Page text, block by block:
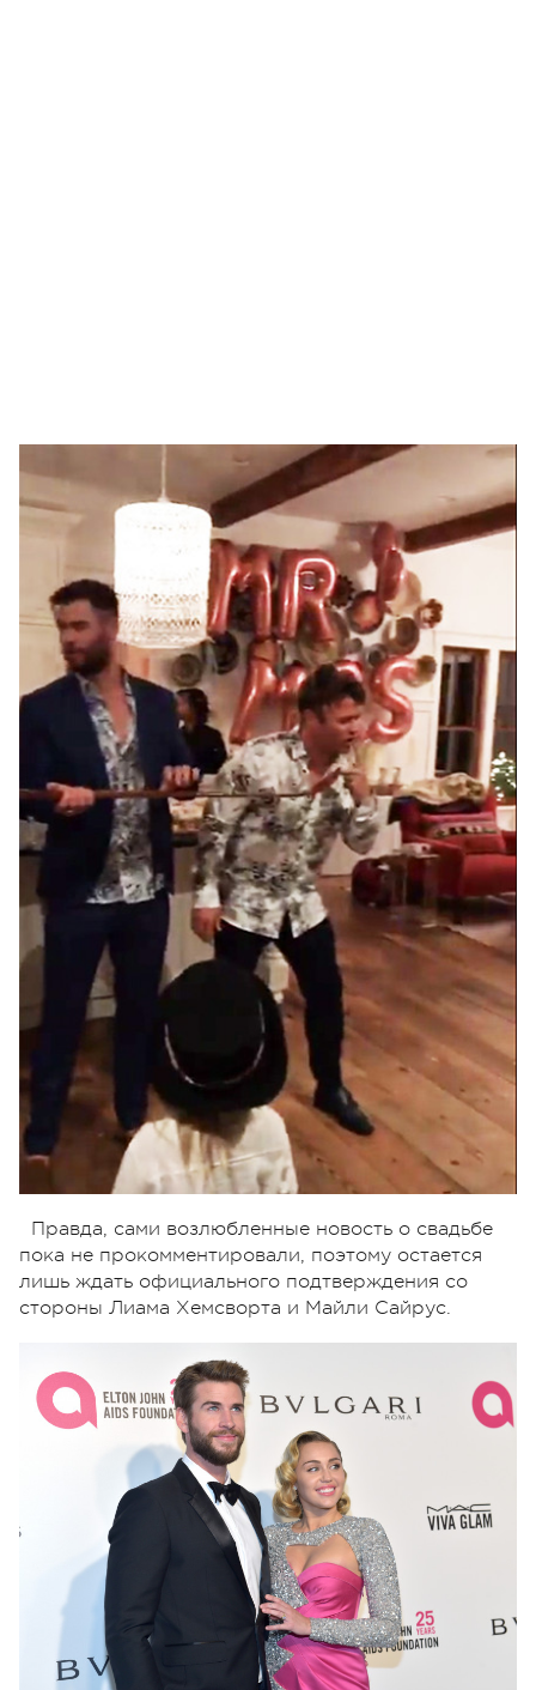
Правда, сами возлюбленные новость о свадьбе
пока не прокомментировали, поэтому остается
лишь ждать официального подтверждения со
стороны Лиама Хемсворта и Майли Сайрус.